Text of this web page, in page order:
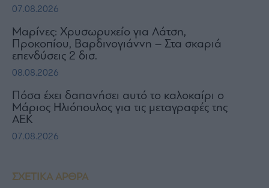
ΣΧΕΤΙΚΑ ΑΡΘΡΑ
07.08.2026
Μαρίνες: Χρυσωρυχείο για Λάτση,
Προκοπίου, Βαρδινογιάννη – Στα σκαριά
επενδύσεις 2 δισ.
08.08.2026
Πόσα έχει δαπανήσει αυτό το καλοκαίρι ο
Μάριος Ηλιόπουλος για τις μεταγραφές της
ΑΕΚ
07.08.2026